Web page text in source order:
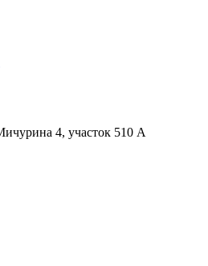
4, участок 510 А